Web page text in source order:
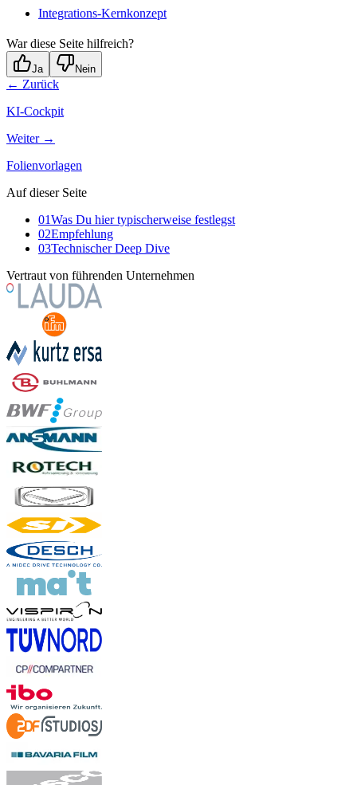
Integrations-Kernkonzept
War diese Seite hilfreich?
Ja Nein
← Zurück
KI-Cockpit
Weiter →
Folienvorlagen
Auf dieser Seite
01Was Du hier typischerweise festlegst
02Empfehlung
03Technischer Deep Dive
Vertraut von führenden Unternehmen